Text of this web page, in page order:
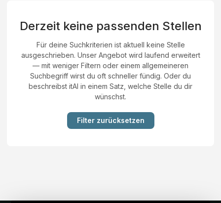
Derzeit keine passenden Stellen
Für deine Suchkriterien ist aktuell keine Stelle
ausgeschrieben. Unser Angebot wird laufend erweitert
— mit weniger Filtern oder einem allgemeineren
Suchbegriff wirst du oft schneller fündig. Oder du
beschreibst itAI in einem Satz, welche Stelle du dir
wünschst.
Filter zurücksetzen